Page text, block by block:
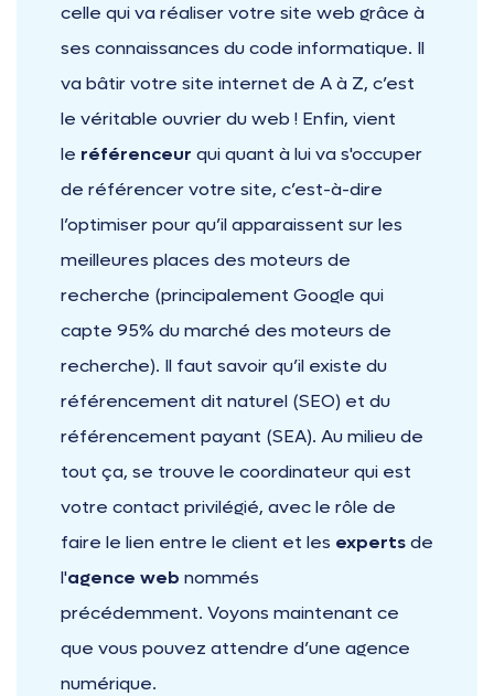
celle qui va réaliser votre site web grâce à
ses connaissances du code informatique. Il
va bâtir votre site internet de A à Z, c’est
le véritable ouvrier du web ! Enfin, vient
le référenceur qui quant à lui va s'occuper
de référencer votre site, c’est-à-dire
l’optimiser pour qu’il apparaissent sur les
meilleures places des moteurs de
recherche (principalement Google qui
capte 95% du marché des moteurs de
recherche). Il faut savoir qu’il existe du
référencement dit naturel (SEO) et du
référencement payant (SEA). Au milieu de
tout ça, se trouve le coordinateur qui est
votre contact privilégié, avec le rôle de
faire le lien entre le client et les expertsde
l'agence web nommés
précédemment. Voyons maintenant ce
que vous pouvez attendre d’une agence
numérique.